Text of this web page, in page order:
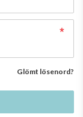
Glömt lösenord?